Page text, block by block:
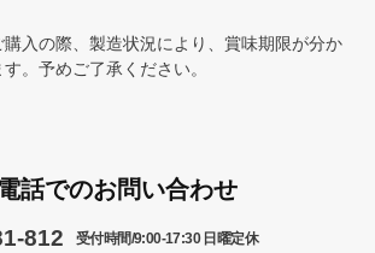
入の際、製造状況により、賞味期限が分か
。予めご了承ください。
話でのお問い合わせ
812 受付時間/9:00-17:30 日曜定休